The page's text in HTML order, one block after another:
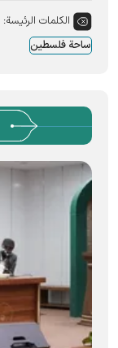
الكلمات الرئيسة:
ساحة فلسطین